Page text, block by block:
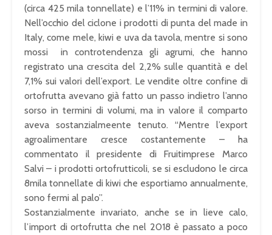
(circa 425 mila tonnellate) e l’11% in termini di valore.
Nell’occhio del ciclone i prodotti di punta del made in
Italy, come mele, kiwi e uva da tavola, mentre si sono
mossi in controtendenza gli agrumi, che hanno
registrato una crescita del 2,2% sulle quantità e del
7,1% sui valori dell’export. Le vendite oltre confine di
ortofrutta avevano già fatto un passo indietro l’anno
sorso in termini di volumi, ma in valore il comparto
aveva sostanzialmeente tenuto. “Mentre l’export
agroalimentare cresce costantemente – ha
commentato il presidente di Fruitimprese Marco
Salvi – i prodotti ortofrutticoli, se si escludono le circa
8mila tonnellate di kiwi che esportiamo annualmente,
sono fermi al palo”.
Sostanzialmente invariato, anche se in lieve calo,
l’import di ortofrutta che nel 2018 è passato a poco